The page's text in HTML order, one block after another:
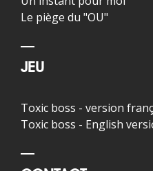
Le piège du "OU"
JEU
Toxic boss - version
Toxic boss - English